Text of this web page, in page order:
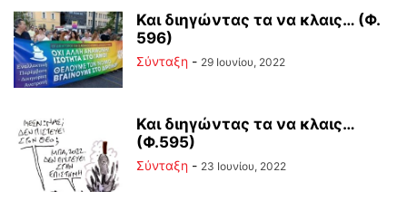
Και διηγώντας τα να κλαις… (Φ.
596)
Σύνταξη - 29 Ιουνίου, 2022
Και διηγώντας τα να κλαις…
(Φ.595)
Σύνταξη - 23 Ιουνίου, 2022